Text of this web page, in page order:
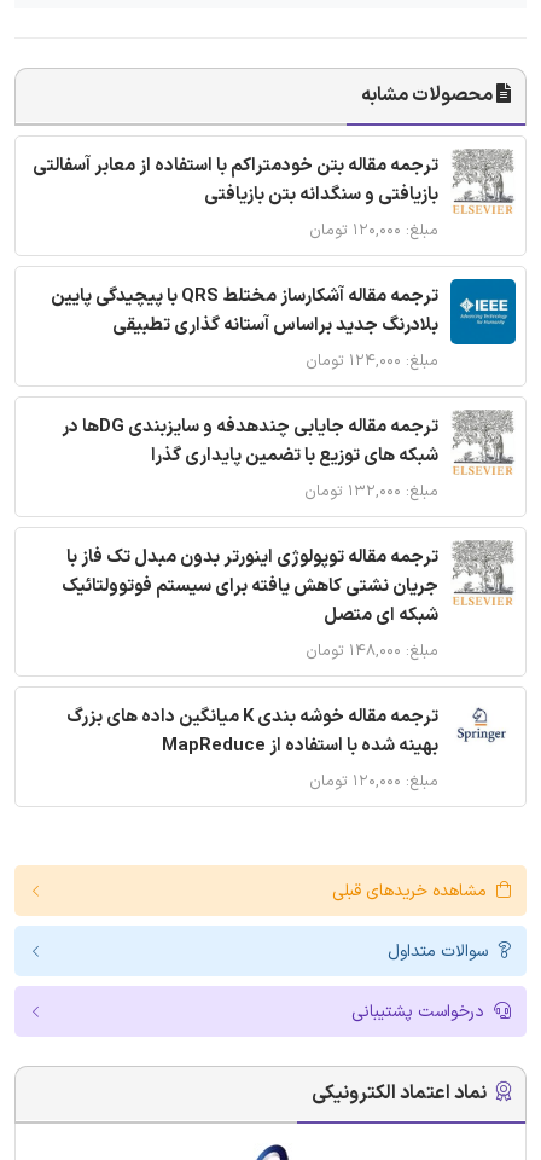
محصولات مشابه
ترجمه مقاله بتن خودمتراکم با استفاده از معابر آسفالتی
بازیافتی و سنگدانه بتن بازیافتی
مبلغ: ۱۲۰,۰۰۰ تومان
ترجمه مقاله آشکارساز مختلط QRS با پیچیدگی پایین
بلادرنگ جدید براساس آستانه گذاری تطبیقی
مبلغ: ۱۲۴,۰۰۰ تومان
ترجمه مقاله جایابی چندهدفه و سایزبندی DGها در
شبکه های توزیع با تضمین پایداری گذرا
مبلغ: ۱۳۲,۰۰۰ تومان
ترجمه مقاله توپولوژی اینورتر بدون مبدل تک فاز با
جریان نشتی کاهش یافته برای سیستم فوتوولتائیک
شبکه ای متصل
مبلغ: ۱۴۸,۰۰۰ تومان
ترجمه مقاله خوشه بندی K میانگین داده های بزرگ
بهینه شده با استفاده از MapReduce
مبلغ: ۱۲۰,۰۰۰ تومان
مشاهده خریدهای قبلی
سوالات متداول
درخواست پشتیبانی
نماد اعتماد الکترونیکی